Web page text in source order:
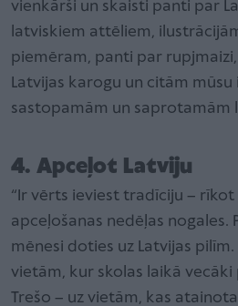
vienkārši un skaisti panti par
latviskiem attēliem,
piemēram, panti par
Latvijas karogu un citām mūsu
sastopamām un saprotamām
4. Apceļot Latviju
“Ir vērts ieviest tradīciju –
apceļošanas nedēļas nogales.
mēnesi doties uz Latvijas
vietām, kur skolas laikā vecāki
Trešo – uz vietām, kas